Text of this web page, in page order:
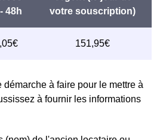
à faire pour le mettre à
à fournir les informations